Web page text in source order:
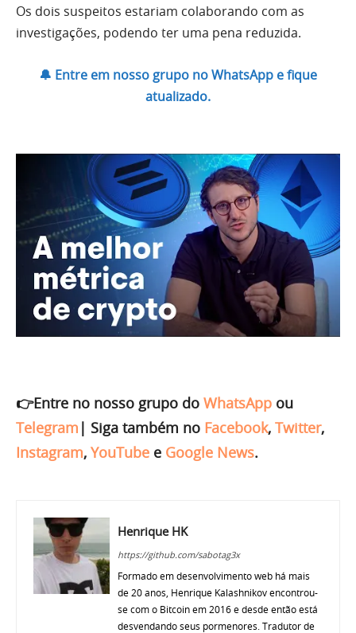
Os dois suspeitos estariam colaborando com as
investigações, podendo ter uma pena reduzida.
🔔 Entre em nosso grupo no WhatsApp e fique
atualizado.
👉Entre no nosso grupo do WhatsApp ou
Telegram | Siga também no Facebook, Twitter,
Instagram, YouTube e Google News.
Henrique HK
https://github.com/sabotag3x
Formado em desenvolvimento web há mais
de 20 anos, Henrique Kalashnikov encontrou-
se com o Bitcoin em 2016 e desde então está
desvendando seus pormenores. Tradutor de